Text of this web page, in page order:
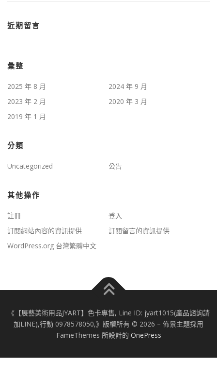
近期留言
彙整
2025 年 8 月
2024 年 9 月
2023 年 2 月
2020 年 3 月
2019 年 1 月
分類
Uncategorized 公告
其他操作
註冊
登入
訂閱網站內容的資訊提供
訂閱留言的資訊提供
WordPress.org 台灣繁體中文
《【展藝美術用品JYART】色卡專售, Line ID: jyart1015(產品諮詢請
加LINE),行動 0978578050,》版權所有 © 2026 – 佈景主題採用
FameThemes 所設計的 OnePress